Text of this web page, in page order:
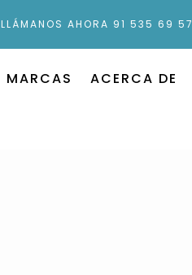
LLÁMANOS AHORA 91 535 69 57
MARCAS ACERCA DE